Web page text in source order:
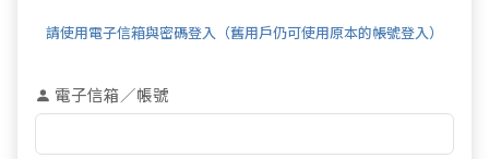
請使用電子信箱與密碼登入（舊用戶仍可使用原本的帳號登入）
電子信箱／帳號